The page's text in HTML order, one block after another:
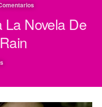
La Novela De